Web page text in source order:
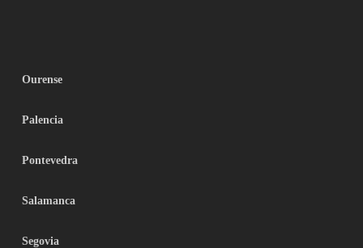
Ourense
Palencia
Pontevedra
Salamanca
Segovia